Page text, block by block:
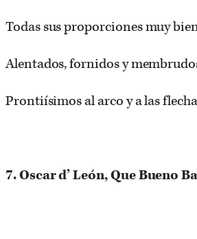
Todas sus proporciones muy
Alentados, fornidos y
Prontiísimos al arco y a las
7. Oscar d’ León, Que Bueno